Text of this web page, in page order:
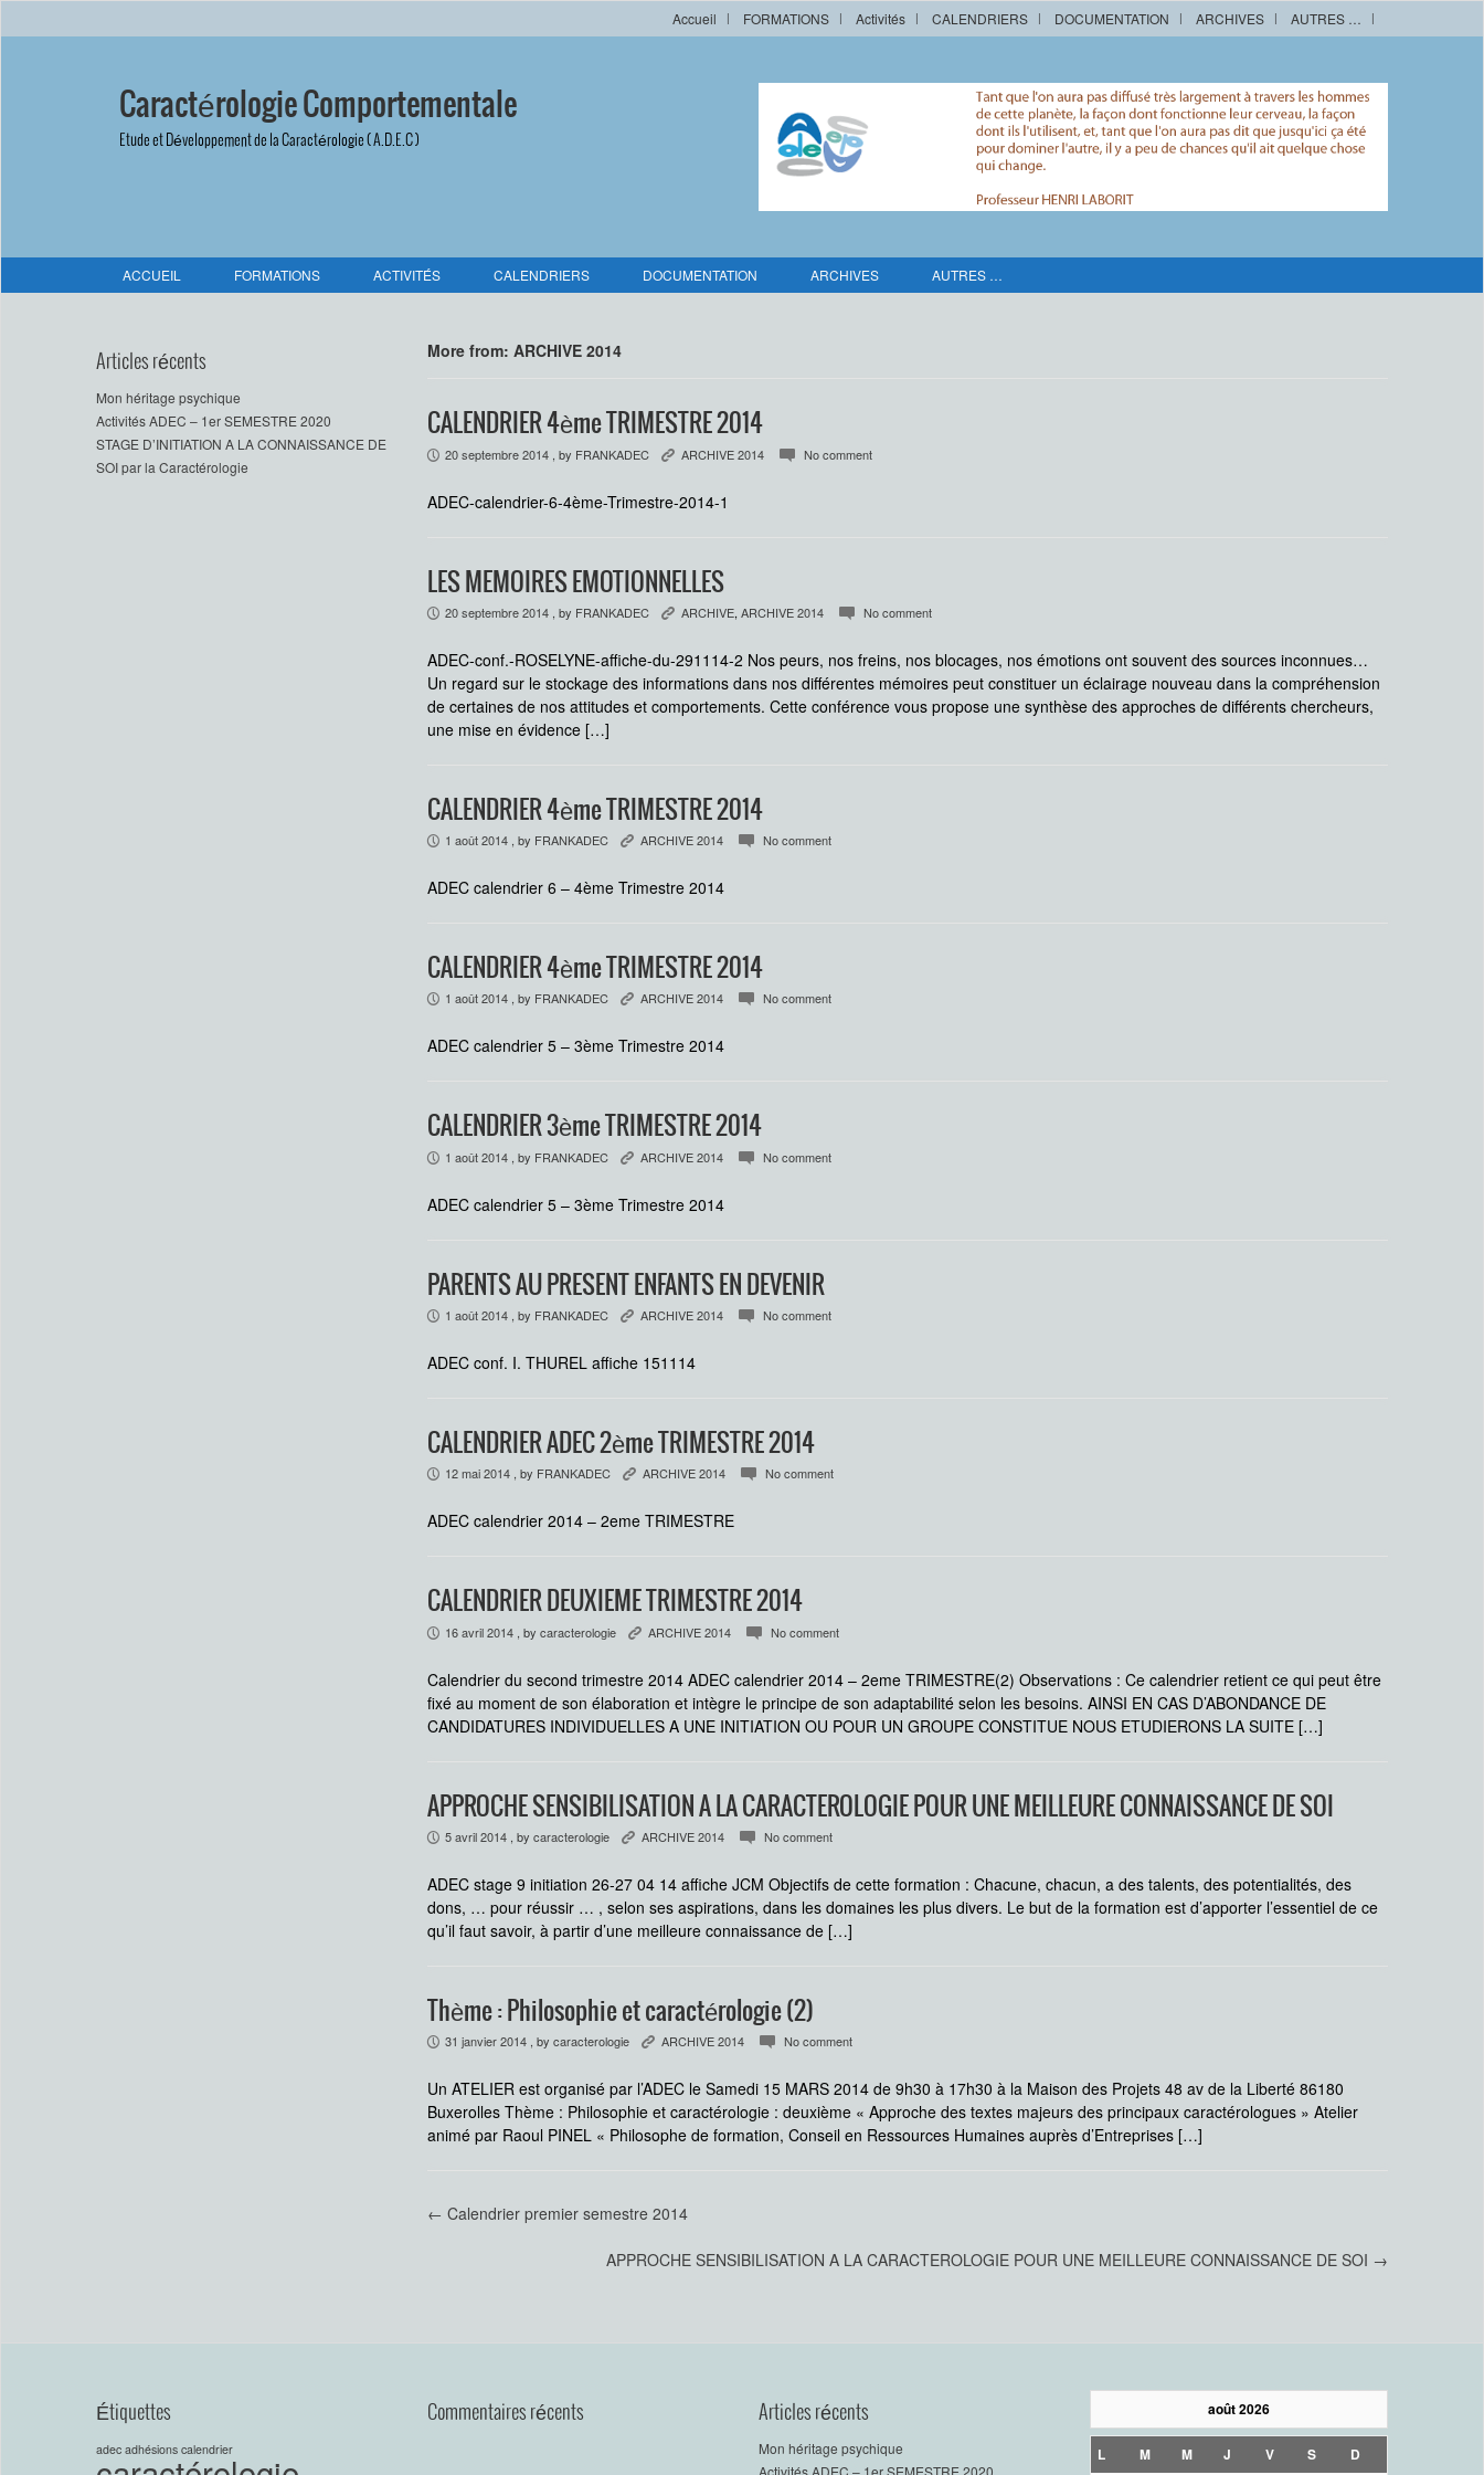
Accueil FORMATIONS Activités CALENDRIERS DOCUMENTATION ARCHIVES AUTRES …
Caractérologie Comportementale
Etude et Développement de la Caractérologie ( A.D.E.C )
ACCUEIL FORMATIONS ACTIVITÉS CALENDRIERS DOCUMENTATION ARCHIVES AUTRES …
Articles récents
Mon héritage psychique
Activités ADEC – 1er SEMESTRE 2020
STAGE D’INITIATION A LA CONNAISSANCE DE
SOI par la Caractérologie
More from: ARCHIVE 2014
CALENDRIER 4ème TRIMESTRE 2014
P 20 septembre 2014 , by FRANKADEC K ARCHIVE 2014 c No comment
ADEC-calendrier-6-4ème-Trimestre-2014-1
LES MEMOIRES EMOTIONNELLES
P 20 septembre 2014 , by FRANKADEC K ARCHIVE, ARCHIVE 2014 c No comment
ADEC-conf.-ROSELYNE-affiche-du-291114-2 Nos peurs, nos freins, nos blocages, nos émotions ont souvent des sources inconnues…
Un regard sur le stockage des informations dans nos différentes mémoires peut constituer un éclairage nouveau dans la compréhension
de certaines de nos attitudes et comportements. Cette conférence vous propose une synthèse des approches de différents chercheurs,
une mise en évidence […]
CALENDRIER 4ème TRIMESTRE 2014
P 1 août 2014 , by FRANKADEC K ARCHIVE 2014 c No comment
ADEC calendrier 6 – 4ème Trimestre 2014
CALENDRIER 4ème TRIMESTRE 2014
P 1 août 2014 , by FRANKADEC K ARCHIVE 2014 c No comment
ADEC calendrier 5 – 3ème Trimestre 2014
CALENDRIER 3ème TRIMESTRE 2014
P 1 août 2014 , by FRANKADEC K ARCHIVE 2014 c No comment
ADEC calendrier 5 – 3ème Trimestre 2014
PARENTS AU PRESENT ENFANTS EN DEVENIR
P 1 août 2014 , by FRANKADEC K ARCHIVE 2014 c No comment
ADEC conf. I. THUREL affiche 151114
CALENDRIER ADEC 2ème TRIMESTRE 2014
P 12 mai 2014 , by FRANKADEC K ARCHIVE 2014 c No comment
ADEC calendrier 2014 – 2eme TRIMESTRE
CALENDRIER DEUXIEME TRIMESTRE 2014
P 16 avril 2014 , by caracterologie K ARCHIVE 2014 c No comment
Calendrier du second trimestre 2014 ADEC calendrier 2014 – 2eme TRIMESTRE(2) Observations : Ce calendrier retient ce qui peut être
fixé au moment de son élaboration et intègre le principe de son adaptabilité selon les besoins. AINSI EN CAS D’ABONDANCE DE
CANDIDATURES INDIVIDUELLES A UNE INITIATION OU POUR UN GROUPE CONSTITUE NOUS ETUDIERONS LA SUITE […]
APPROCHE SENSIBILISATION A LA CARACTEROLOGIE POUR UNE MEILLEURE CONNAISSANCE DE SOI
P 5 avril 2014 , by caracterologie K ARCHIVE 2014 c No comment
ADEC stage 9 initiation 26-27 04 14 affiche JCM Objectifs de cette formation : Chacune, chacun, a des talents, des potentialités, des
dons, … pour réussir … , selon ses aspirations, dans les domaines les plus divers. Le but de la formation est d’apporter l’essentiel de ce
qu’il faut savoir, à partir d’une meilleure connaissance de […]
Thème : Philosophie et caractérologie (2)
P 31 janvier 2014 , by caracterologie K ARCHIVE 2014 c No comment
Un ATELIER est organisé par l’ADEC le Samedi 15 MARS 2014 de 9h30 à 17h30 à la Maison des Projets 48 av de la Liberté 86180
Buxerolles Thème : Philosophie et caractérologie : deuxième « Approche des textes majeurs des principaux caractérologues » Atelier
animé par Raoul PINEL « Philosophe de formation, Conseil en Ressources Humaines auprès d’Entreprises […]
← Calendrier premier semestre 2014
APPROCHE SENSIBILISATION A LA CARACTEROLOGIE POUR UNE MEILLEURE CONNAISSANCE DE SOI →
Étiquettes
adec adhésions calendrier
Commentaires récents Articles récents
Mon héritage psychique
août 2026
L M M J V S D